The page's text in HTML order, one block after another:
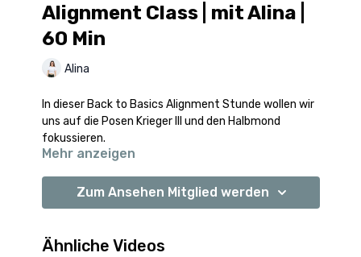
Alignment Class | mit Alina |
60 Min
Alina
In dieser Back to Basics Alignment Stunde wollen wir
uns auf die Posen Krieger III und den Halbmond
fokussieren.
uns Details an, auf die wir achten können, um uns in
den Posen sicher zu fühlen.
Die Einheit ist für alle Level geeignet.
Mehr anzeigen
Zum Ansehen Mitglied werden
Ähnliche Videos